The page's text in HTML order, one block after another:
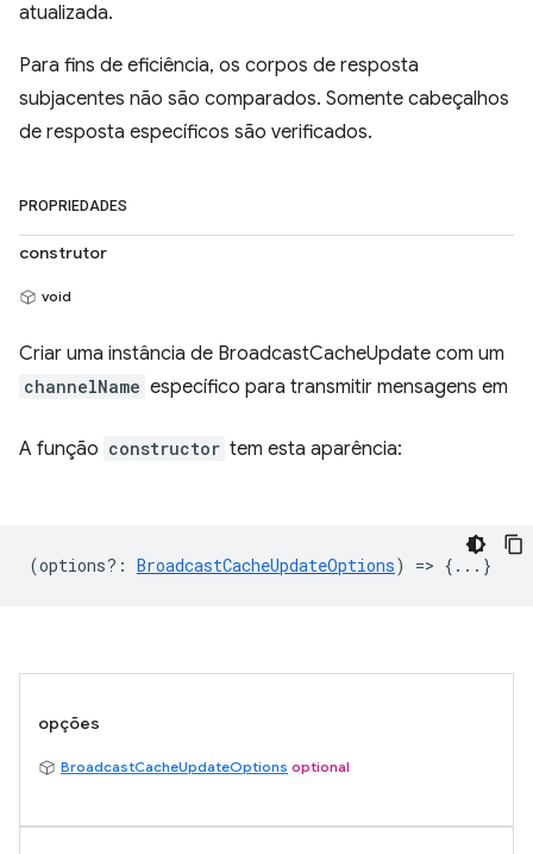
atualizada.
Para fins de eficiência, os corpos de resposta
subjacentes não são comparados. Somente cabeçalhos
de resposta específicos são verificados.
PROPRIEDADES
construtor
void
Criar uma instância de BroadcastCacheUpdate com um
channelName específico para transmitir mensagens em
A função constructor tem esta aparência:
(options? : BroadcastCacheUpdateOptions) => {...}
opções
BroadcastCacheUpdateOptions optional